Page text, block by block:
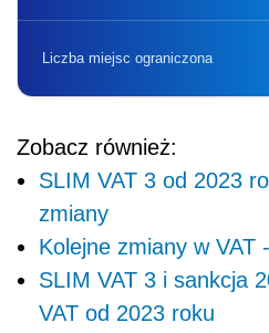
Liczba miejsc ograniczona
Zobacz również:
SLIM VAT 3 od 2023
zmiany
Kolejne zmiany w VAT
SLIM VAT 3 i sankcja
VAT od 2023 roku